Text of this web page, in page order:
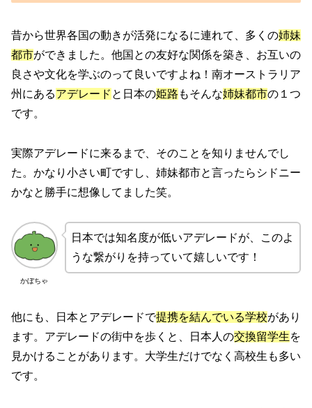
昔から世界各国の動きが活発になるに連れて、多くの姉妹
都市ができました。他国との友好な関係を築き、お互いの
良さや文化を学ぶのって良いですよね！南オーストラリア
州にあるアデレード と日本の姫路 もそんな姉妹都市の１つ
です。
実際アデレードに来るまで、そのことを知りませんでし
た。かなり小さい町ですし、姉妹都市と言ったらシドニー
かなと勝手に想像してました笑。
かぼちゃ
日本では知名度が低いアデレードが、このよ
うな繋がりを持っていて嬉しいです！
他にも、日本とアデレードで提携を結んでいる学校があり
ます。アデレードの街中を歩くと、日本人の交換留学生を
見かけることがあります。大学生だけでなく高校生も多い
です。